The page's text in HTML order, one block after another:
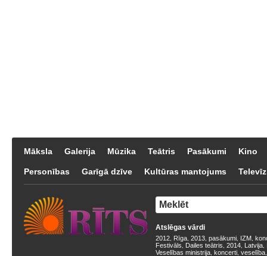
Māksla Galerija Mūzika Teātris Pasākumi Kino
Personības Garīgā dzīve Kultūras mantojums
Atslēgas vārdi
2012 Rīga 2013 pasākumi IZM
Festivāls
Dailes teātris 2014 Latvija
Veselības ministrija koncerti veselība